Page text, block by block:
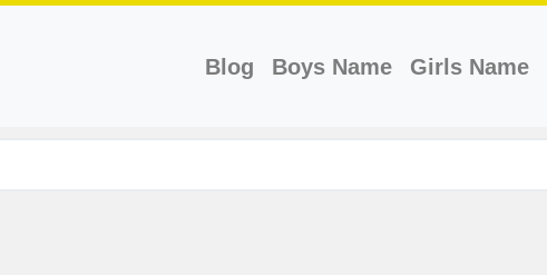
Blog Boys Name(current)
Girls Name